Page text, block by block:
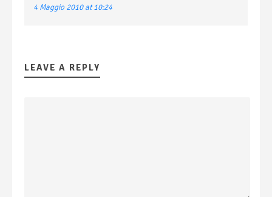
4 Maggio 2010 at 10:24
LEAVE A REPLY